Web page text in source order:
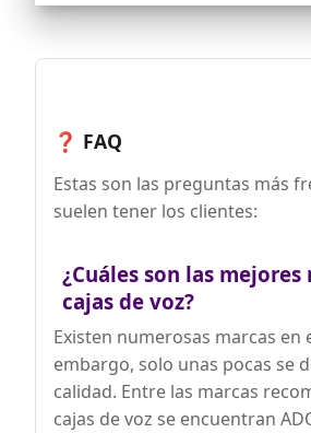
internacionales.
comunicarse sin esfuerzo.
❓ FAQ
Estas son las preguntas más
suelen tener los clientes:
¿Cuáles son las mejores
cajas de voz?
Existen numerosas marcas en
embargo, solo unas pocas se
calidad. Entre las marcas
cajas de voz se encuentran